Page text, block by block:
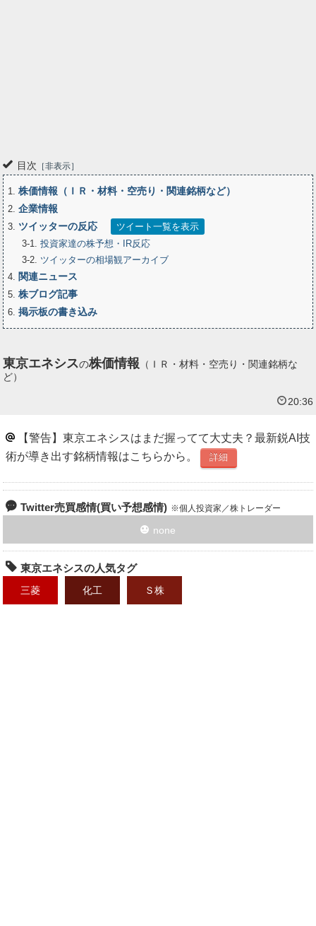
目次 非表示
1 株価情報（ＩＲ・材料・空売り・関連銘柄など）
2 企業情報
3 ツイッターの反応
ツイート一覧を表示
3-1 投資家達の株予想・IR反応
3-2 ツイッターの相場観アーカイブ
4
関連ニュース
5 株ブログ記事
6 掲示板の書き込み
東京エネシスの株価情報 （ＩＲ・材料・空売り・関連銘柄な
ど）
20:36
【警告】東京エネシスはまだ握ってて大丈夫？最新鋭AI技
術が導き出す銘柄情報はこちらから。
詳細
Twitter売買感情(買い予想感情) 個人投資家／株トレーダー
none
東京エネシスの人気タグ
三菱 化工 Ｓ株